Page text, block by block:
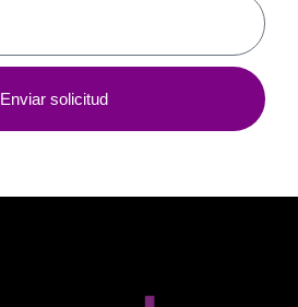
Enviar solicitud